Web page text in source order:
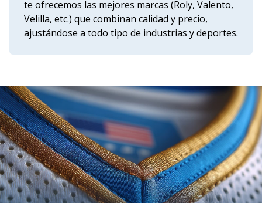
te ofrecemos las mejores marcas (Roly, Valento,
Velilla, etc.) que combinan calidad y precio,
ajustándose a todo tipo de industrias y deportes.